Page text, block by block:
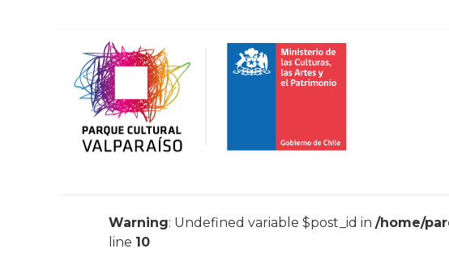
Warning: Undefined variable $post_id in/home/
line 10